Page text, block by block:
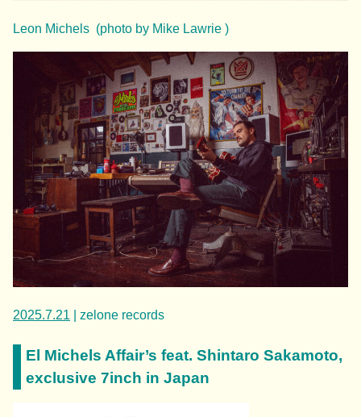
Leon Michels (photo by Mike Lawrie )
2025.7.21 | zelone records
El Michels Affair’s feat. Shintaro Sakamoto,
exclusive 7inch in Japan